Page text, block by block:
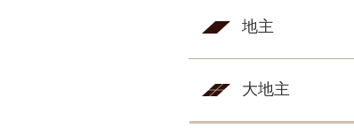
地主
大地主